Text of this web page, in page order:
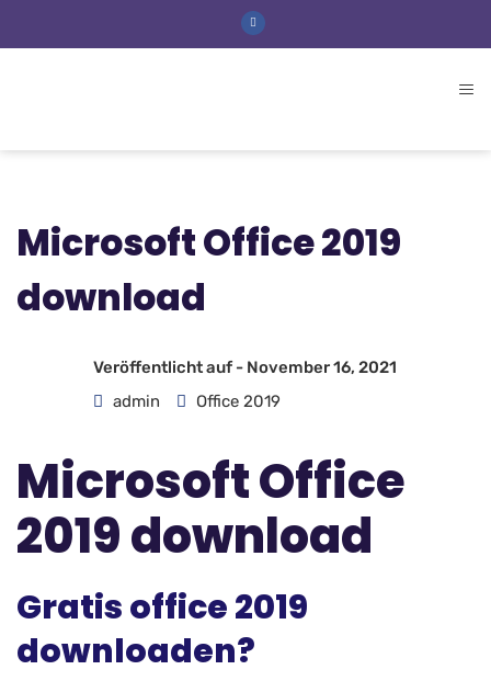
Microsoft Office 2019
download
Veröffentlicht auf - November 16, 2021
admin
Office 2019
Microsoft Office
2019 download
Gratis office 2019
downloaden?